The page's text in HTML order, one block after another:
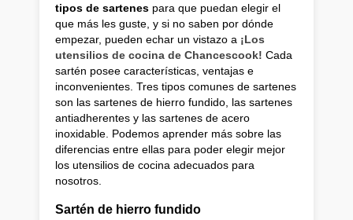
tipos de sartenes para que puedan elegir el
que más les guste, y si no saben por dónde
empezar, pueden echar un vistazo a ¡Los
utensilios de cocina de Chancescook! Cada
sartén posee características, ventajas e
inconvenientes. Tres tipos comunes de sartenes
son las sartenes de hierro fundido, las sartenes
antiadherentes y las sartenes de acero
inoxidable. Podemos aprender más sobre las
diferencias entre ellas para poder elegir mejor
los utensilios de cocina adecuados para
nosotros.
Sartén de hierro fundido